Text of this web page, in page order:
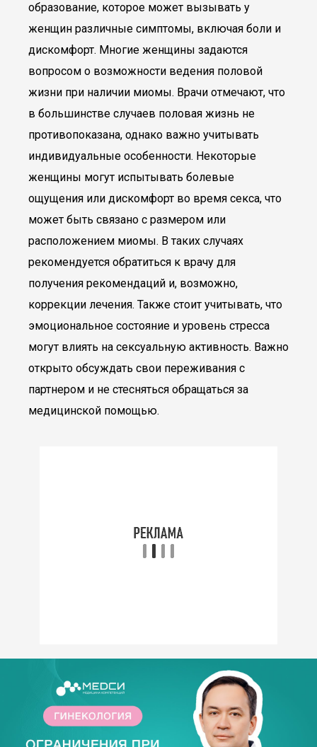
образование, которое может вызывать у
женщин различные симптомы, включая боли и
дискомфорт. Многие женщины задаются
вопросом о возможности ведения половой
жизни при наличии миомы. Врачи отмечают, что
в большинстве случаев половая жизнь не
противопоказана, однако важно учитывать
индивидуальные особенности. Некоторые
женщины могут испытывать болевые
ощущения или дискомфорт во время секса, что
может быть связано с размером или
расположением миомы. В таких случаях
рекомендуется обратиться к врачу для
получения рекомендаций и, возможно,
коррекции лечения. Также стоит учитывать, что
эмоциональное состояние и уровень стресса
могут влиять на сексуальную активность. Важно
открыто обсуждать свои переживания с
партнером и не стесняться обращаться за
медицинской помощью.